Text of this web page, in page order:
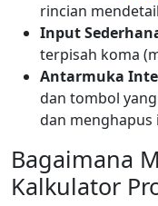
rincian
Input
terpisah koma
Antarmuka
dan tombol
dan menghapus
Bagaimana
Kalkulator